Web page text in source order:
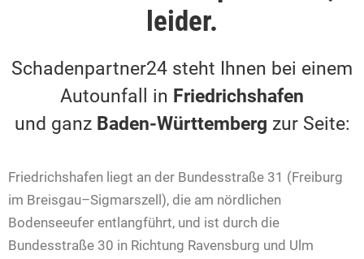
leider.
Schadenpartner24 steht Ihnen bei einem
Autounfall in Friedrichshafen
und ganz Baden-Württemberg zur Seite:
Friedrichshafen liegt an der Bundesstraße 31 (Freiburg
im Breisgau–Sigmarszell), die am nördlichen
Bodenseeufer entlangführt, und ist durch die
Bundesstraße 30 in Richtung Ravensburg und Ulm